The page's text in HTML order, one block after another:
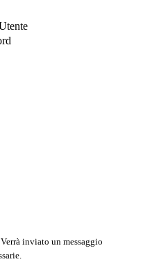
Verrà inviato un messaggio